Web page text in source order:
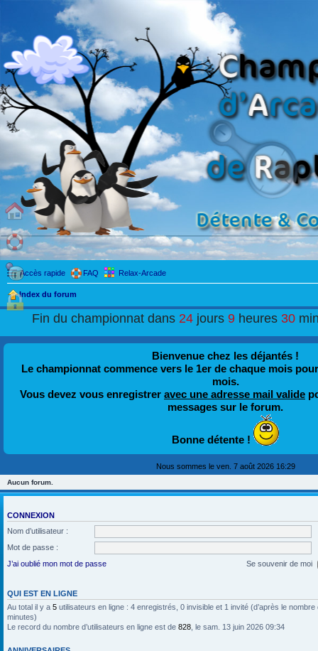
Accès rapide FAQ Relax-Arcade
Index du forum
Fin du championnat dans24 jours9 heures30
Bienvenue chez les déjantés !
Le championnat commence vers le 1er de chaque mois
mois.
Vous devez vous enregistrer avec une adresse mail valide
messages sur le forum.
Bonne détente !
Nous sommes le ven. 7 août 2026 16:29
Aucun forum.
CONNEXION
Nom d’utilisateur :
Mot de passe :
J’ai oublié mon mot de passe
Se souvenir de moi
QUI EST EN LIGNE
Au total il y a 5 utilisateurs en ligne : 4 enregistrés, 0 invisible et 1 invité (d’après le
minutes)
Le record du nombre d’utilisateurs en ligne est de 828 , le sam. 13 juin 2026 09:34